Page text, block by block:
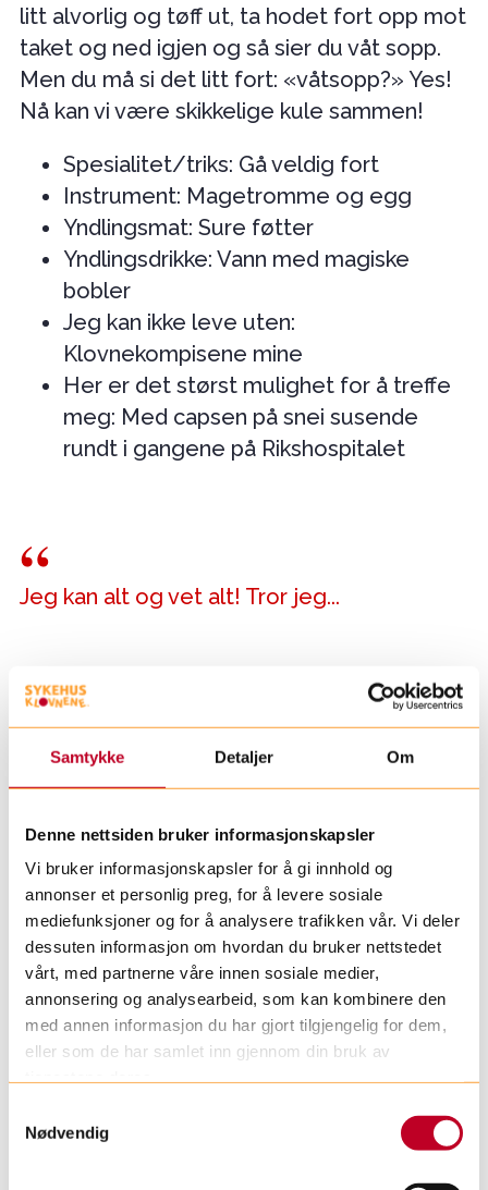
Samtykke Detaljer Om
Denne nettsiden bruker informasjonskapsler
Vi bruker informasjonskapsler for å gi innhold og
annonser et personlig preg, for å levere sosiale
mediefunksjoner og for å analysere trafikken vår. Vi deler
dessuten informasjon om hvordan du bruker nettstedet
vårt, med partnerne våre innen sosiale medier,
annonsering og analysearbeid, som kan kombinere den
med annen informasjon du har gjort tilgjengelig for dem,
eller som de har samlet inn gjennom din bruk av
Nødvendig
litt alvorlig og tøff ut, ta hodet fort opp mot
taket og ned igjen og så sier du våt sopp.
Men du må si det litt fort: «våtsopp?» Yes!
Nå kan vi være skikkelige kule sammen!
Spesialitet/triks: Gå veldig fort
Instrument: Magetromme og egg
Yndlingsmat: Sure føtter
Yndlingsdrikke: Vann med magiske
bobler
Jeg kan ikke leve uten:
Klovnekompisene mine
Her er det størst mulighet for å treffe
meg: Med capsen på snei susende
rundt i gangene på Rikshospitalet
Jeg kan alt og vet alt! Tror jeg...